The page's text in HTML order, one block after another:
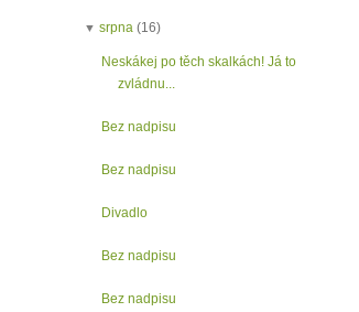
▼srpna (16)
Neskákej po těch skalkách! Já to
zvládnu...
Bez nadpisu
Bez nadpisu
Divadlo
Bez nadpisu
Bez nadpisu